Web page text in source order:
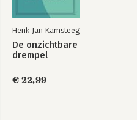
Henk Jan Kamsteeg
De onzichtbare
drempel
€ 22,99